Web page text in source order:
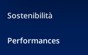
Sostenibilità
Performances